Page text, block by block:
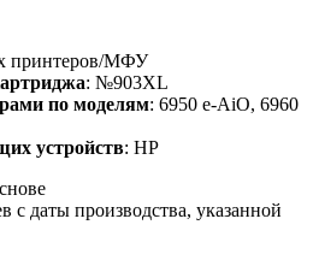
принтеров/МФУ
: №903XL
по моделям: 6950 e-AiO, 6960
устройств: HP
с даты производства, указанной